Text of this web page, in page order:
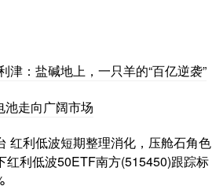
津：盐碱地上，一只羊的“百亿逆袭”
池走向广阔市场
红利低波短期整理消化，压舱石角色
红利低波50ETF南方(515450)跟踪标